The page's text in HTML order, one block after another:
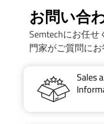
お問い合
Semtechにお任せ
門家がご質問にお
Sales